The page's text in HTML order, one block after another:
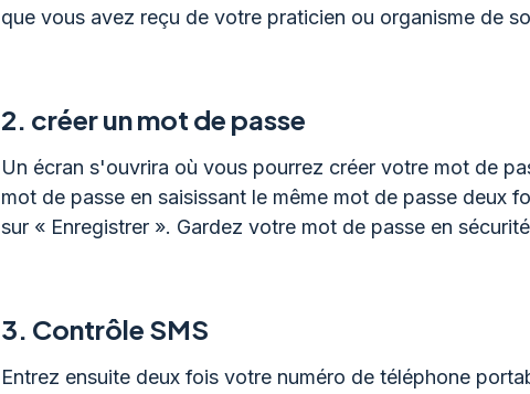
que vous avez reçu de votre praticien ou organisme de
2. créer un mot de passe
Un écran s'ouvrira où vous pourrez créer votre mot de
mot de passe en saisissant le même mot de passe deux
sur « Enregistrer ». Gardez votre mot de passe en
3. Contrôle SMS
Entrez ensuite deux fois votre numéro de téléphone